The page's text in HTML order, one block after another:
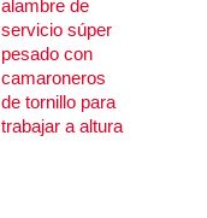
alambre de
servicio súper
pesado con
camaroneros
de tornillo para
trabajar a altura